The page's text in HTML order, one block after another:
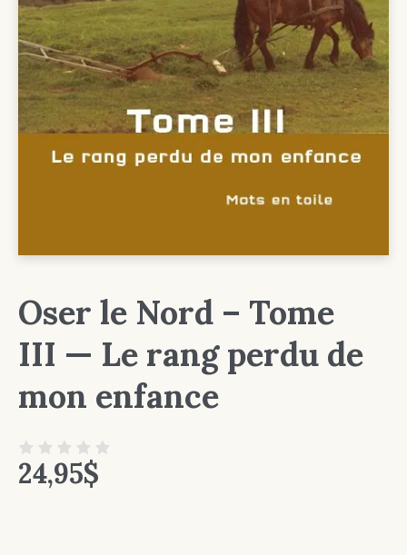
Oser le Nord – Tome
III — Le rang perdu de
mon enfance
24,95$